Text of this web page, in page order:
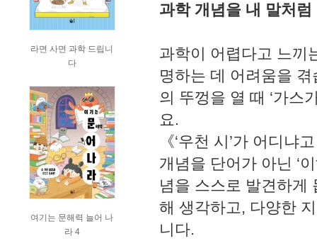
라면 사면 과학 드립니
다
여기는 문해력 늘어 나
라 4
과학 개념을 내 말처
과학이 어렵다고 느끼
명하는 데 어려움을
의 뚜껑을 열 때 ‘가스
요.
《‘우천 시’가 어디
개념을 단어가 아닌 ‘
념을 스스로 발견하게
해 생각하고, 다양한
니다.